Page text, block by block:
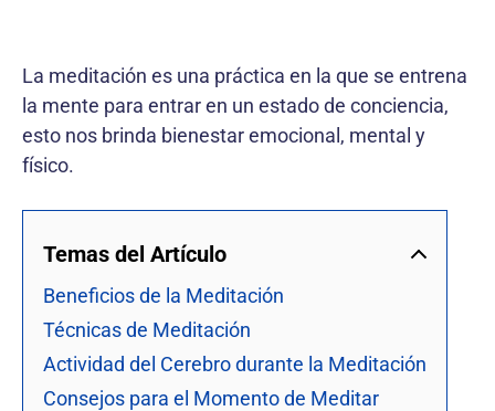
La meditación es una práctica en la que se entrena
la mente para entrar en un estado de conciencia,
esto nos brinda bienestar emocional, mental y
físico.
Temas del Artículo
Beneficios de la Meditación
Técnicas de Meditación
Actividad del Cerebro durante la Meditación
Consejos para el Momento de Meditar